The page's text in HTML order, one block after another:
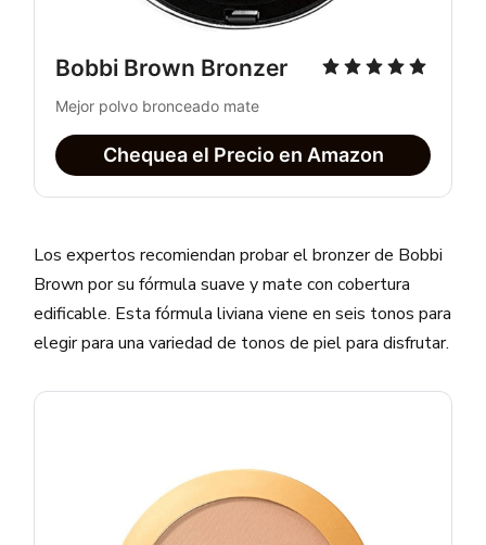
Bobbi Brown Bronzer
Mejor polvo bronceado mate
Chequea el Precio en Amazon
Los expertos recomiendan probar el bronzer de Bobbi
Brown por su fórmula suave y mate con cobertura
edificable. Esta fórmula liviana viene en seis tonos para
elegir para una variedad de tonos de piel para disfrutar.